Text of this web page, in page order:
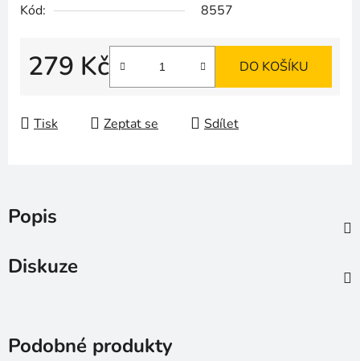
Kód:
8557
279 Kč DO KOŠÍKU
Tisk Zeptat se Sdílet
Popis
Diskuze
Podobné produkty